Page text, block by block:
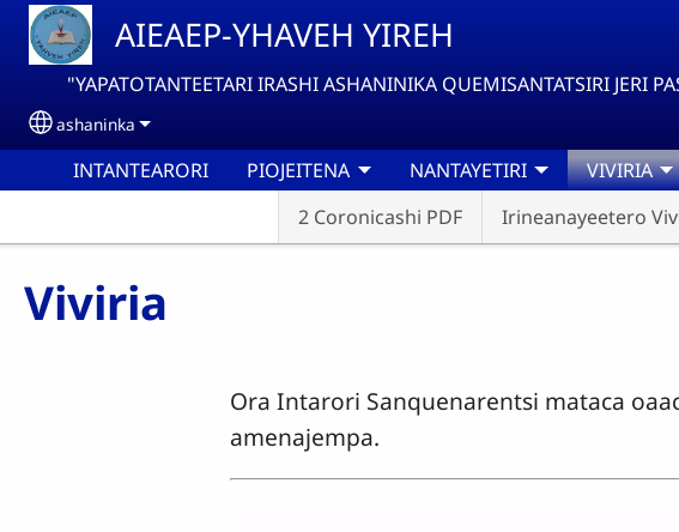
Pasar al contenido principal
AIEAEP-YHAVEH YIREH
"YAPATOTANTEETARI IRASHI ASHANINIKA QUEMISANTATSIRI JERI
Select your language
ashaninka
INTANTEARORI PIOJEITENA NANTAYETIRI
VIVIRIA
2 Coronicashi PDF
Irineanayeetero
Viviria
Ora Intarori Sanquenarentsi mataca
amenajempa.